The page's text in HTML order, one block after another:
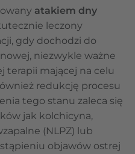
atakiem dny
leczony
gdy dochodzi do
niezwykle ważne
terapii mającej na celu
redukcję procesu
tego stanu zaleca się
jak kolchicyna,
(NLPZ) lub
objawów ostrej